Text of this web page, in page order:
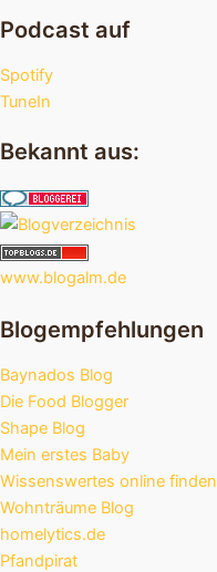
Podcast auf
Spotify
TuneIn
Bekannt aus:
www.blogalm.de
Blogempfehlungen
Baynados Blog
Die Food Blogger
Shape Blog
Mein erstes Baby
Wissenswertes online finden
Wohnträume Blog
homelytics.de
Pfandpirat